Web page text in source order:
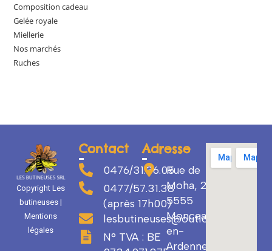
Composition cadeau
Gelée royale
Miellerie
Nos marchés
Ruches
Copyright Les
butineuses |
Mentions
légales
Contact
0476/31.36.05
0477/57.31.38
(après 17h00)
lesbutineuses@outlook.com
N° TVA : BE
Adresse
Rue de
Moha, 29
5555
Monceau-
en-
Ardenne